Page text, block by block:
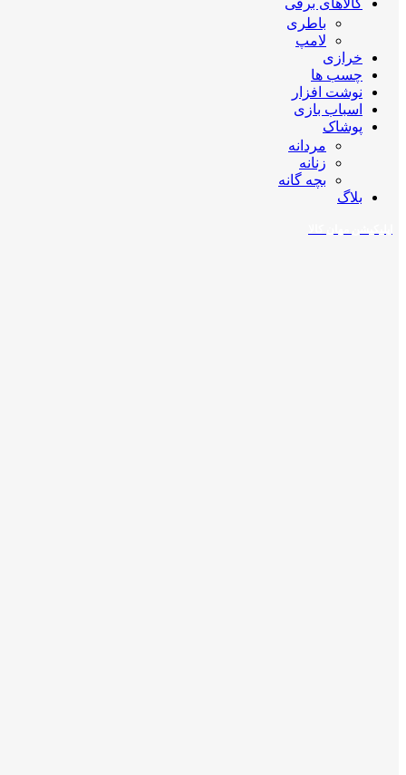
کالاهای برقی
باطری
لامپ
خرازی
چسب ها
نوشت افزار
اسباب بازی
پوشاک
مردانه
زنانه
بچه گانه
بلاگ